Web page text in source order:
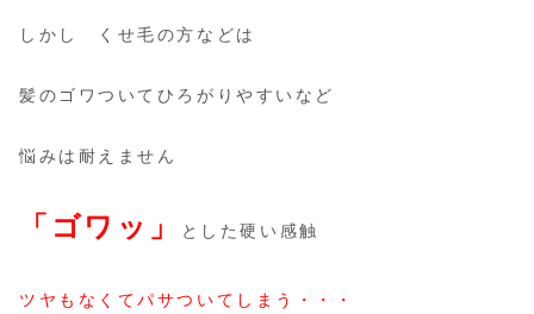
しかし くせ毛の方などは
髪のゴワついてひろがりやすいなど
悩みは耐えません
「ゴワッ」 とした硬い感触
ツヤもなくてパサついてしまう・・・